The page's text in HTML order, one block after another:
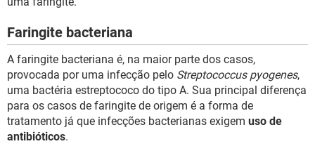
Faringite bacteriana
A faringite bacteriana é, na maior parte dos casos,
provocada por uma infecção pelo Streptococcus pyogenes,
uma bactéria estreptococo do tipo A. Sua principal diferença
para os casos de faringite de origem é a forma de
tratamento já que infecções bacterianas exigem uso de
antibióticos.